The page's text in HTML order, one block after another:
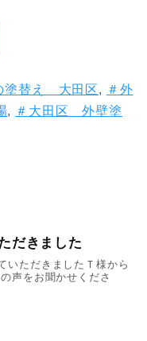
塗替え 大田区, ＃外
, ＃大田区 外壁塗
だきました
いただきましたＴ様から
声をお聞かせくださ